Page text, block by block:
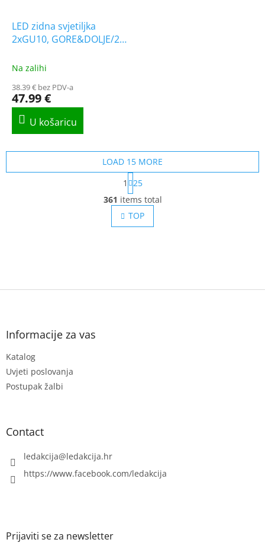
LED zidna svjetiljka
2xGU10, GORE&DOLJE/2-
Na zalihi
38.39 € bez PDV-a
47.99 €
L
i
s
t
n
LOAD 15 MORE
P
a
g
i
n
a
1
25
361 items total
TOP
F
Informacije za vas
Katalog
Uvjeti poslovanja
Postupak žalbi
Contact
ledakcija@ledakcija.hr
https://www.facebook.com/ledakcija